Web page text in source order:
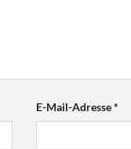
E-Mail-Adresse*